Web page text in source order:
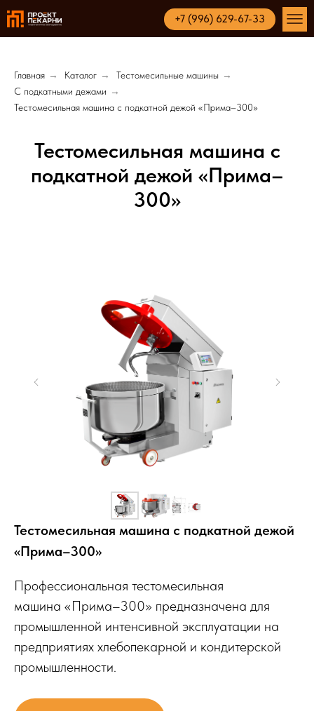
+7 (996) 629-67-33
Главная → Каталог → Тестомесильные машины →
С подкатными дежами →
Тестомесильная машина с подкатной дежой «Прима–300»
Тестомесильная машина с
подкатной дежой «Прима–
300»
Тестомесильная машина с подкатной дежой
«Прима–300»
Профессиональная тестомесильная
машина «Прима–300» предназначена для
промышленной интенсивной эксплуатации на
предприятиях хлебопекарной и кондитерской
промышленности.